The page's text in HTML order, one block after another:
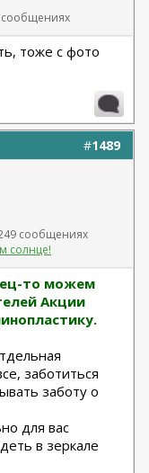
сообщениях
тоже с фото
#1489
сообщениях
солнце!
то можем
Акции
заботиться
заботу о
для вас
в зеркале